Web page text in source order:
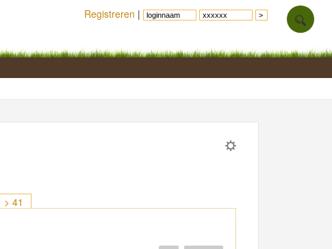
> 41
Registreren |